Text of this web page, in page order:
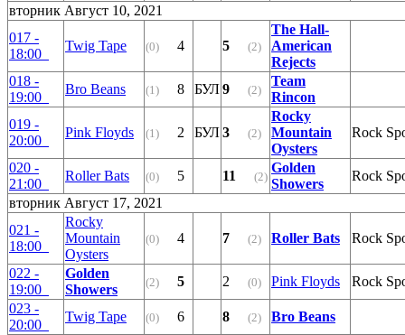
вторник Август 10, 2021
017 -
18:00
Twig Tape (0) 4 5 (2)
The Hall-
American
Rejects
018 -
19:00
Bro Beans (1) 8 БУЛ9 (2)
Team
Rincon
019 -
20:00
Pink Floyds (1) 2 БУЛ3 (2)
Rocky
Mountain
Oysters
Rock
020 -
21:00
Roller Bats (0) 5 11 (2)
Golden
Showers
Rock
вторник Август 17, 2021
021 -
18:00
Rocky
Mountain
Oysters
(0) 4 7 (2) Roller Bats Rock
022 -
19:00
Golden
Showers
(2) 5 2 (0) Pink Floyds
Rock
023 -
20:00
Twig Tape (0) 6 8 (2) Bro Beans